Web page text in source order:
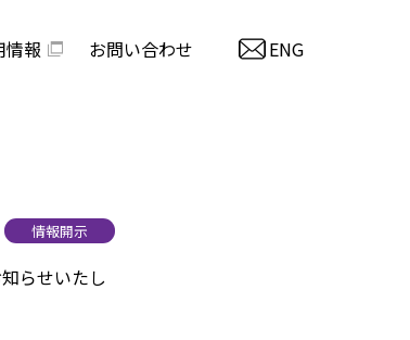
情報 お問い合わせ ENG
情報開示
らせいたし